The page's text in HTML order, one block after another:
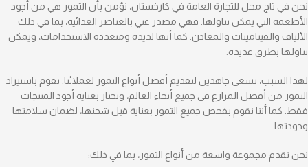
نحن في تاج محل للتجارة العامة في كازخستان، نؤمن بأن التمور هي من أجود
الأطعمة التي يمكن تناولها. فهي مصدر غني بالعناصر الغذائية، بما في ذلك
الألياف والفيتامينات والمعادن. كما أنها لذيذة ومتعددة الاستخدامات، ويمكن
تناولها بطرق عديدة.
لهذا السبب، نسعى جاهدين لتقديم أفضل أنواع التمور لعملائنا. نقوم باستيراد
التمور من أفضل المزارع في جميع أنحاء العالم، ونختار بعناية أجود المنتجات
فقط. كما أننا نقوم بفحص جميع التمور بعناية قبل شحنها، لضمان سلامتها
وجودتها.
نحن نقدم مجموعة واسعة من أنواع التمور، بما في ذلك: